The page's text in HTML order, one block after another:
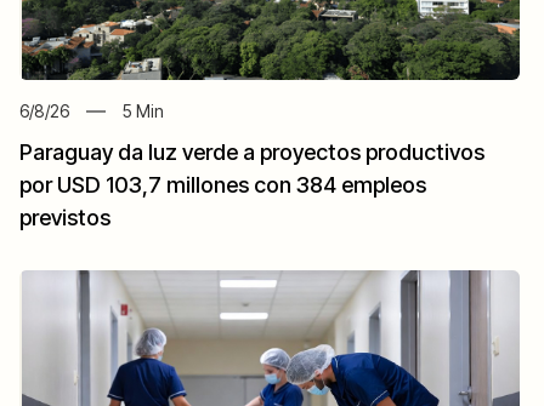
6/8/26 5 Min
Paraguay da luz verde a proyectos productivos
por USD 103,7 millones con 384 empleos
previstos